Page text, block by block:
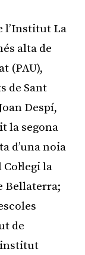
l’Institut La
alta de
(PAU),
de Sant
Despí,
la segona
d’una noia
la
Bellaterra;
de